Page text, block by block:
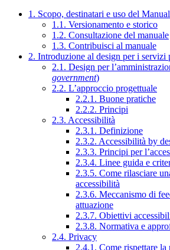
1. Scopo, destinatari e uso del
1.1. Versionamento e storico
1.2. Consultazione del manuale
1.3. Contribuisci al manuale
2. Introduzione al design per i
2.1. Design per
government)
2.2. L’approccio progettuale
2.2.1. Buone pratiche
2.2.2. Principi
2.3. Accessibilità
2.3.1. Definizione
2.3.2. Accessibilità by
2.3.3. Principi per
2.3.4. Linee guida e
2.3.5. Come rilasciare
accessibilità
2.3.6. Meccanismo di
attuazione
2.3.7. Obiettivi
2.3.8. Normativa e
2.4. Privacy
2.4.1. Come rispettare